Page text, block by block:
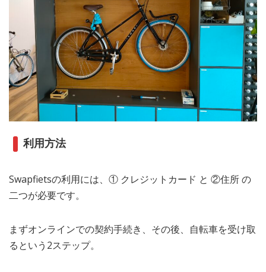
利用方法
Swapfietsの利用には、① クレジットカード と ②住所 の
二つが必要です。
まずオンラインでの契約手続き、その後、自転車を受け取
るという2ステップ。